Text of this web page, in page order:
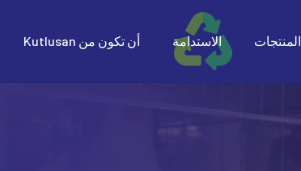
المنتجات الاستدامة أن تكون من Kutlusan